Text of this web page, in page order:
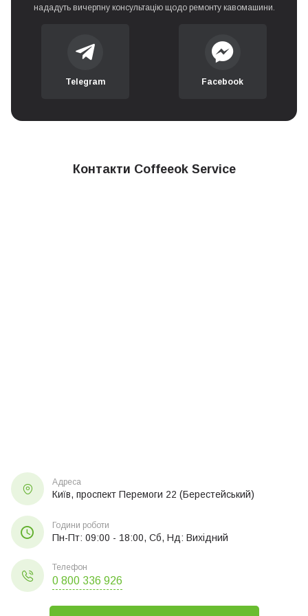
нададуть вичерпну консультацію щодо ремонту кавомашини.
Telegram Facebook
Контакти Coffeeok Service
Адреса
Київ, проспект Перемоги 22 (Берестейський)
Години роботи
Пн-Пт: 09:00 - 18:00, Сб, Нд: Вихідний
Телефон
0 800 336 926